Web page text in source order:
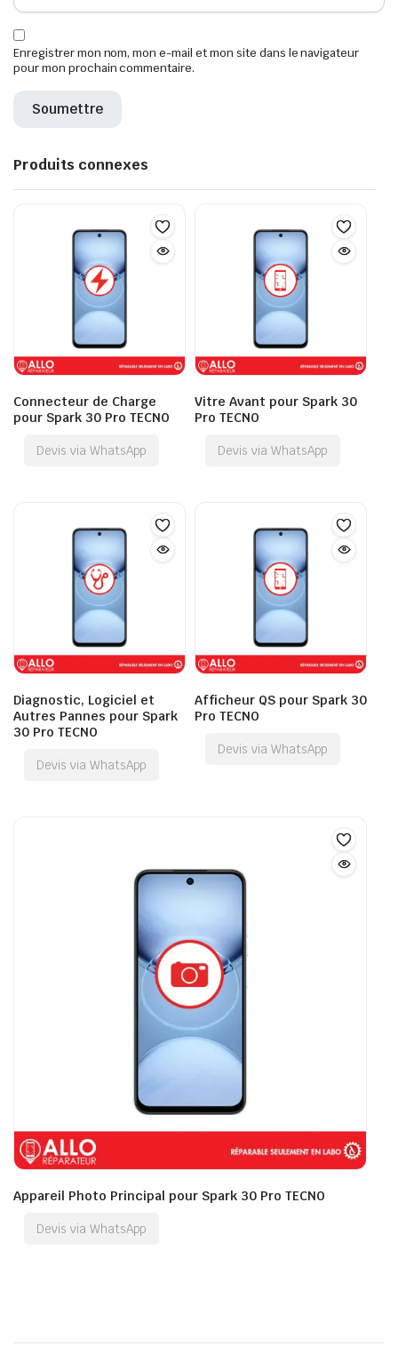
Enregistrer mon nom, mon e-mail et mon site dans le navigateur
pour mon prochain commentaire.
Produits connexes
Connecteur de Charge
pour Spark 30 Pro TECNO
Devis via WhatsApp
Vitre Avant pour Spark 30
Pro TECNO
Devis via WhatsApp
Diagnostic, Logiciel et
Autres Pannes pour Spark
30 Pro TECNO
Devis via WhatsApp
Afficheur QS pour Spark 30
Pro TECNO
Devis via WhatsApp
Appareil Photo Principal pour Spark 30 Pro TECNO
Devis via WhatsApp